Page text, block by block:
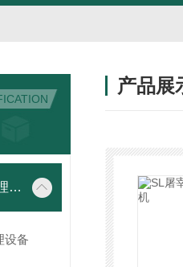
养殖场、屠宰废水处理设备
设备
产品展